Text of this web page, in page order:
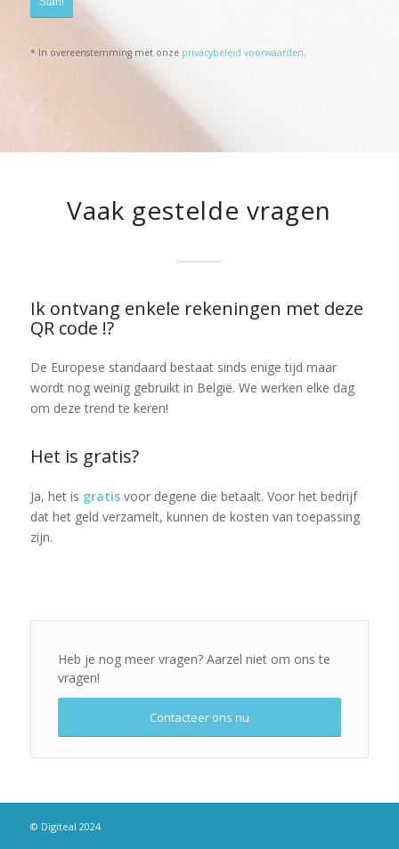
* In overeenstemming met onze privacybeleid voorwaarden
Vaak gestelde vragen
Ik ontvang enkele rekeningen met deze
QR code !?
De Europese standaard bestaat sinds enige tijd maar
wordt nog weinig gebruikt in België. We werken elke dag
om deze trend te keren!
Het is gratis?
Ja, het is gratisvoor degene die betaalt. Voor het bedrijf
dat het geld verzamelt, kunnen de kosten van toepassing
zijn.
Heb je nog meer vragen? Aarzel niet om ons te
vragen!
Contacteer ons nu
© Digiteal 2024